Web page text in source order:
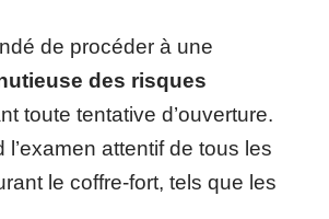
de procéder à une
des risques
toute tentative d’ouverture.
l’examen attentif de tous les
le coffre-fort, tels que les